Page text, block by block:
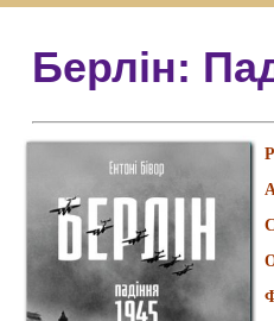
Берлін: